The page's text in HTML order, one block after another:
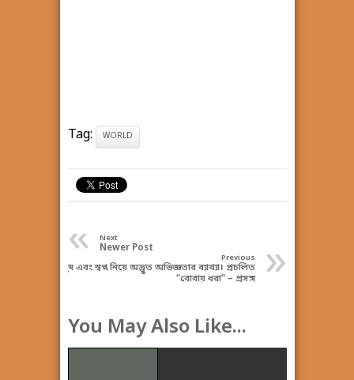
Tag: WORLD
« Next
Newer Post »
Previous
ঘুম এবং স্বপ্ন নিয়ে অদ্ভুত অভিজ্ঞতার ব্যাখ্যা। প্রচলিত
“বোবায় ধরা” – প্রসঙ্গ
You May Also Like...